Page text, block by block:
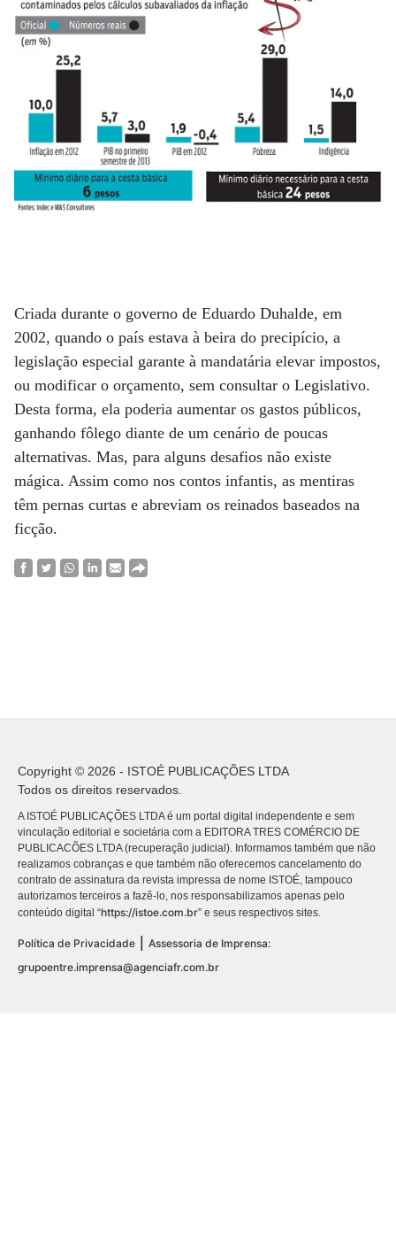
Criada durante o governo de Eduardo Duhalde, em
2002, quando o país estava à beira do precipício, a
legislação especial garante à mandatária elevar impostos,
ou modificar o orçamento, sem consultar o Legislativo.
Desta forma, ela poderia aumentar os gastos públicos,
ganhando fôlego diante de um cenário de poucas
alternativas. Mas, para alguns desafios não existe
mágica. Assim como nos contos infantis, as mentiras
têm pernas curtas e abreviam os reinados baseados na
ficção.
Copyright © 2026 - ISTOÉ PUBLICAÇÕES LTDA
Todos os direitos reservados.
A ISTOÉ PUBLICAÇÕES LTDA é um portal digital independente e sem
vinculação editorial e societária com a EDITORA TRES COMÉRCIO DE
PUBLICACÕES LTDA (recuperação judicial). Informamos também que não
realizamos cobranças e que também não oferecemos cancelamento do
contrato de assinatura da revista impressa de nome ISTOÉ, tampouco
autorizamos terceiros a fazê-lo, nos responsabilizamos apenas pelo
conteúdo digital “https://istoe.com.br” e seus respectivos sites.
Política de Privacidade
Assessoria de Imprensa:
grupoentre.imprensa@agenciafr.com.br